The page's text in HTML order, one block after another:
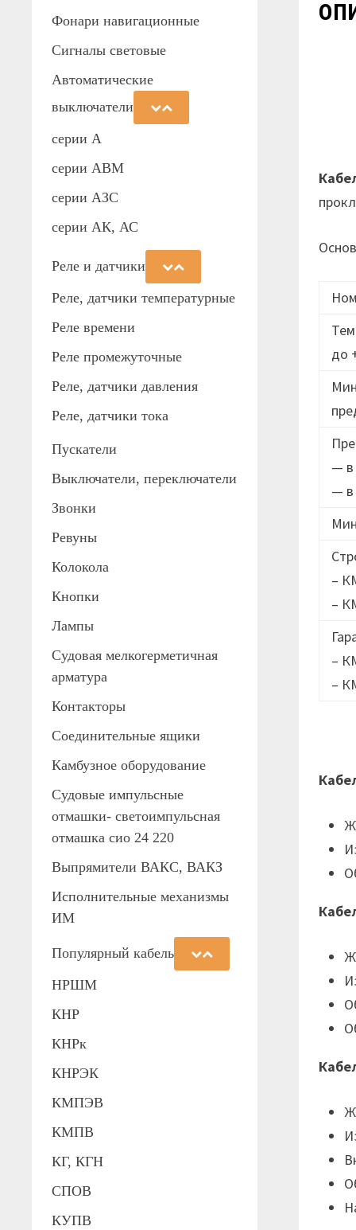
до
— в
— в
–
–
–
–
Фонари навигационные
Сигналы световые
Автоматические
выключатели
серии А
серии АВМ
cерии АЗС
серии АК, АС
Реле и датчики
Реле, датчики температурные
Реле времени
Реле промежуточные
Реле, датчики давления
Реле, датчики тока
Пускатели
Выключатели, переключатели
Звонки
Ревуны
Колокола
Кнопки
Лампы
Судовая мелкогерметичная
арматура
Контакторы
Соединительные ящики
Камбузное оборудование
Судовые импульсные
отмашки- светоимпульсная
отмашка сио 24 220
Выпрямители ВАКС, ВАКЗ
Исполнительные механизмы
ИМ
Популярный кабель
НРШМ
КНР
КНРк
КНРЭК
КМПЭВ
КМПВ
КГ, КГН
СПОВ
КУПВ